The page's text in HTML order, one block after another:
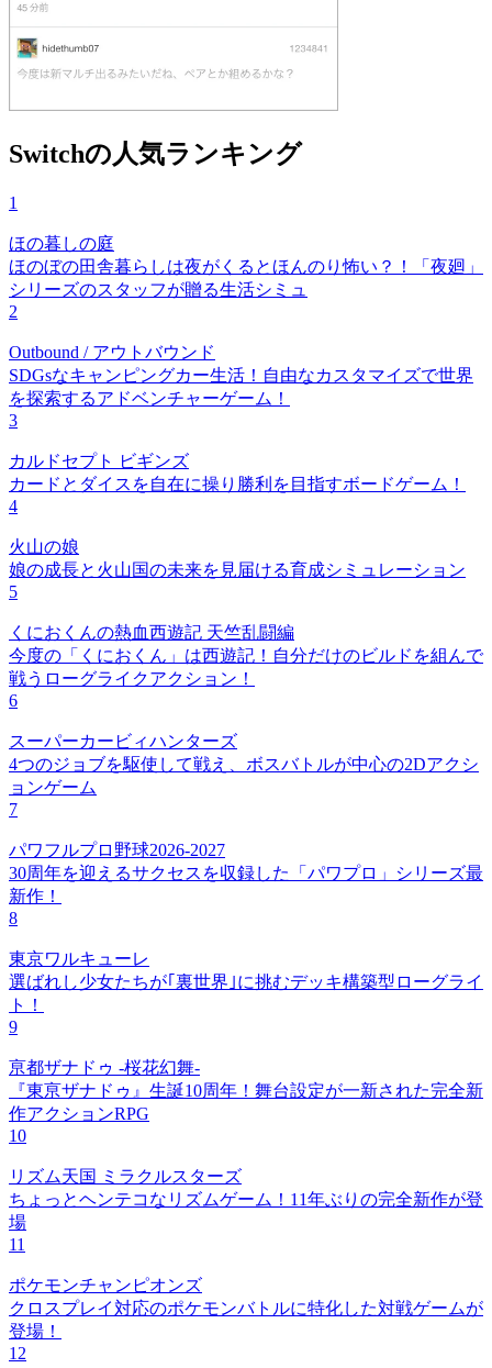
Switchの人気ランキング
1
ほの暮しの庭
ほのぼの田舎暮らしは夜がくるとほんのり怖い？！「夜廻」
シリーズのスタッフが贈る生活シミュ
2
Outbound / アウトバウンド
SDGsなキャンピングカー生活！自由なカスタマイズで世界
を探索するアドベンチャーゲーム！
3
カルドセプト ビギンズ
カードとダイスを自在に操り勝利を目指すボードゲーム！
4
火山の娘
娘の成長と火山国の未来を見届ける育成シミュレーション
5
くにおくんの熱血西遊記 天竺乱闘編
今度の「くにおくん」は西遊記！自分だけのビルドを組んで
戦うローグライクアクション！
6
スーパーカービィハンターズ
4つのジョブを駆使して戦え、ボスバトルが中心の2Dアクシ
ョンゲーム
7
パワフルプロ野球2026-2027
30周年を迎えるサクセスを収録した「パワプロ」シリーズ最
新作！
8
東京ワルキューレ
選ばれし少女たちが｢裏世界｣に挑むデッキ構築型ローグライ
ト！
9
亰都ザナドゥ -桜花幻舞-
『東亰ザナドゥ』生誕10周年！舞台設定が一新された完全新
作アクションRPG
10
リズム天国 ミラクルスターズ
ちょっとヘンテコなリズムゲーム！11年ぶりの完全新作が登
場
11
ポケモンチャンピオンズ
クロスプレイ対応のポケモンバトルに特化した対戦ゲームが
登場！
12